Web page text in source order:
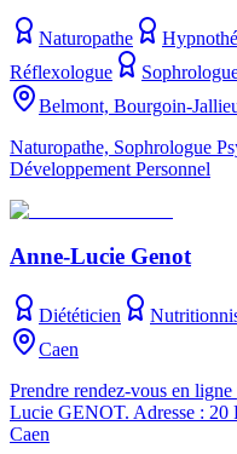
Naturopathe
Réflexologue
Belmont, Bourgoin-
Naturopathe, Sophrologue
Développement Personnel
Anne-Lucie Genot
Diététicien
Caen
Prendre rendez-vous en
Lucie GENOT. Adresse : 20
Caen